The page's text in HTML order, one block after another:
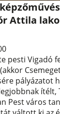
Attila
pesti Vigadó
pályázatot
ítélt,
Pest város